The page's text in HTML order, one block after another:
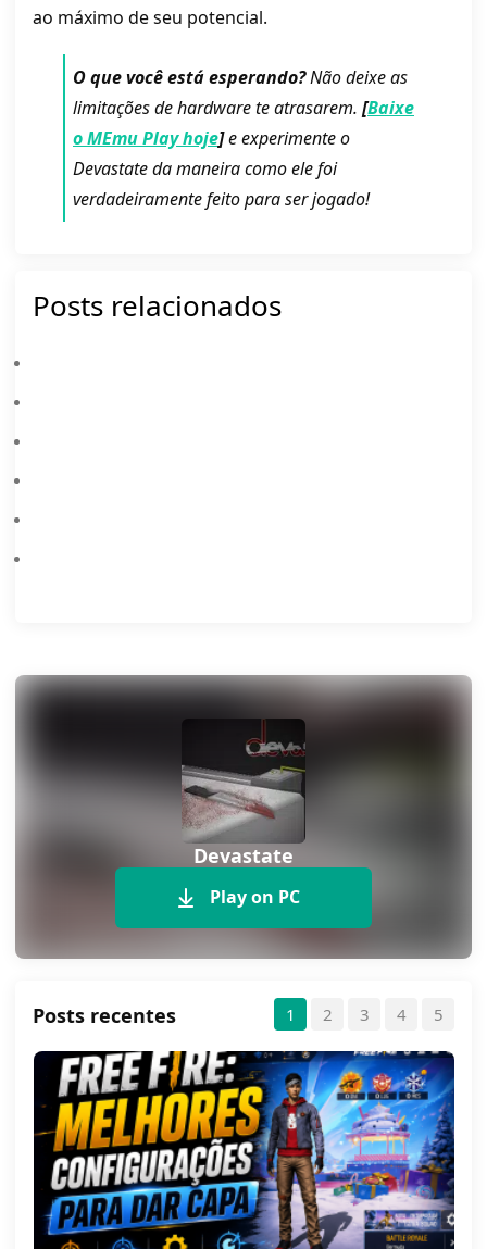
ao máximo de seu potencial.
O que você está esperando?Não deixe as
limitações de hardware te atrasarem. [Baixe
o MEmu Play hoje]e experimente o
Devastate da maneira como ele foi
verdadeiramente feito para ser jogado!
Posts relacionados
Devastate
Play on PC
Posts recentes 1 2 3 4 5